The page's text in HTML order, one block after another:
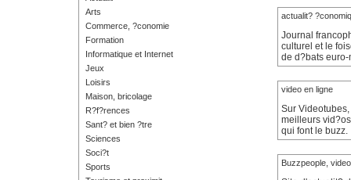
Arts
Commerce, ?conomie
Formation
Informatique et Internet
Jeux
Loisirs
Maison, bricolage
R?f?rences
Sant? et bien ?tre
Sciences
Soci?t
Sports
actualit?
Journal
culturel et le
de d?bats
video en ligne
Sur
meilleurs
qui font le buzz.
Buzzpeople,